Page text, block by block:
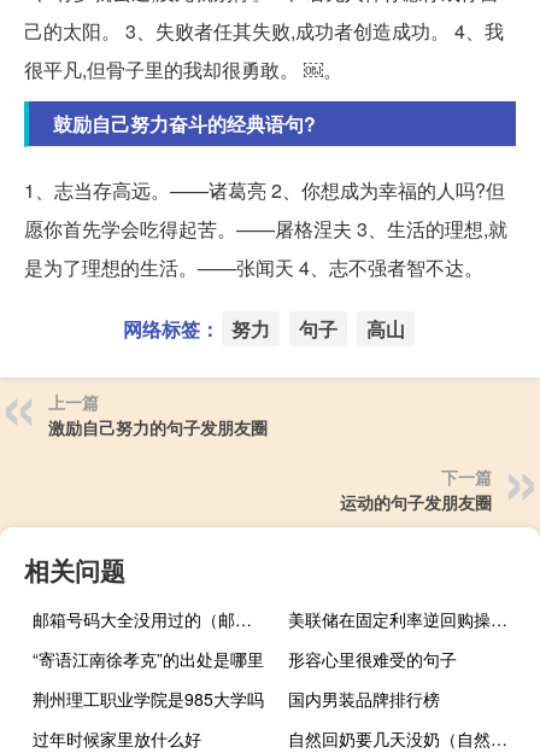
己的太阳。 3、失败者任其失败,成功者创造成功。 4、我
很平凡,但骨子里的我却很勇敢。 ￼。
鼓励自己努力奋斗的经典语句?
1、志当存高远。——诸葛亮 2、你想成为幸福的人吗?但
愿你首先学会吃得起苦。——屠格涅夫 3、生活的理想,就
是为了理想的生活。——张闻天 4、志不强者智不达。
网络标签： 努力 句子 高山
上一篇
激励自己努力的句子发朋友圈
下一篇
运动的句子发朋友圈
相关问题
邮箱号码大全没用过的（邮箱号码大全没用过的）
美联储在固定利率逆回购操作中总计接纳了105个对手方的1.652万亿美元
“寄语江南徐孝克”的出处是哪里
形容心里很难受的句子
荆州理工职业学院是985大学吗
国内男装品牌排行榜
过年时候家里放什么好
自然回奶要几天没奶（自然回奶要几天）